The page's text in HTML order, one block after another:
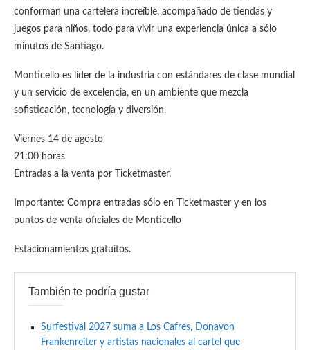
conforman una cartelera increíble, acompañado de tiendas y
juegos para niños, todo para vivir una experiencia única a sólo
minutos de Santiago.
Monticello es líder de la industria con estándares de clase mundial
y un servicio de excelencia, en un ambiente que mezcla
sofisticación, tecnología y diversión.
Viernes 14 de agosto
21:00 horas
Entradas a la venta por Ticketmaster.
Importante: Compra entradas sólo en Ticketmaster y en los
puntos de venta oficiales de Monticello
Estacionamientos gratuitos.
También te podría gustar
Surfestival 2027 suma a Los Cafres, Donavon
Frankenreiter y artistas nacionales al cartel que